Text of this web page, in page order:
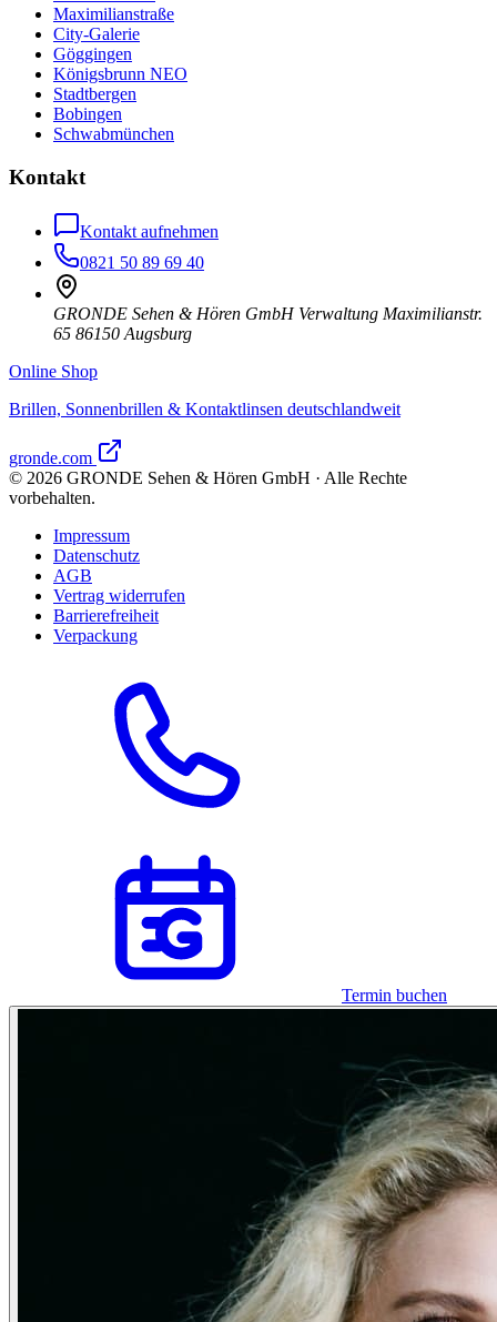
Maximilianstraße
City-Galerie
Göggingen
Königsbrunn NEO
Stadtbergen
Bobingen
Schwabmünchen
Kontakt
Kontakt aufnehmen
0821 50 89 69 40
GRONDE Sehen & Hören GmbH Verwaltung Maximilianstr.
65 86150 Augsburg
Online Shop
Brillen, Sonnenbrillen & Kontaktlinsen deutschlandweit
gronde.com
© 2026 GRONDE Sehen & Hören GmbH · Alle Rechte
vorbehalten.
Impressum
Datenschutz
AGB
Vertrag widerrufen
Barrierefreiheit
Verpackung
Termin buchen